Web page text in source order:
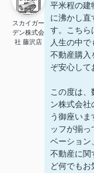
スカイガー
デン株式会
社 藤沢店
平米程の建
に沸かし直
す。こちら
人生の中
不動産購入
ぞ安心して
この度は
ン株式会
う御座い
ッフが揃っ
ベーション
不動産に関
ど何でも